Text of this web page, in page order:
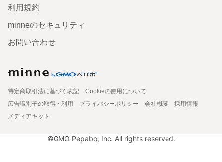
利用規約
minneのセキュリティ
お問い合わせ
特定商取引法に基づく表記
Cookieの使用について
広告識別子の取得・利用
プライバシーポリシー 会社概要
採用情報
メディアキット
©GMO Pepabo, Inc. All rights reserved.